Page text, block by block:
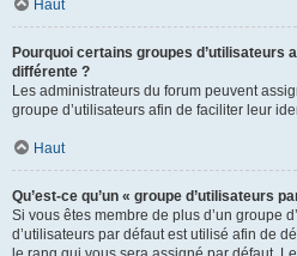
Haut
Pourquoi certains groupes d’utilisateurs
différente ?
Les administrateurs du forum peuvent
groupe d’utilisateurs afin de faciliter leur
Haut
Qu’est-ce qu’un « groupe d’utilisateurs
Si vous êtes membre de plus d’un groupe
d’utilisateurs par défaut est utilisé afin de